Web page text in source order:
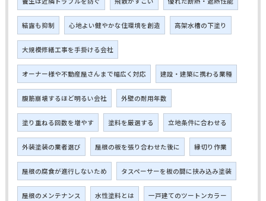
結露も抑制 心地よい健やかな住環境を創造 高架水槽の下塗り
大規模修繕工事を手掛ける会社
オーナー様や不動産屋さんまで幅広く対応 建設・建築に携わる業種
腹筋崩壊するほど明るい会社 外壁の耐用年数
塗り重ねる回数を増やす 塗料を厳選する 立地条件に合わせる
外装塗装の業者選び 屋根の板を張り合わせた後に 縁切り作業
屋根の腐食が進行しないため タスペーサーを板の間に挟み込み塗装
屋根のメンテナンス 水性塗料とは 一戸建てのツートンカラー